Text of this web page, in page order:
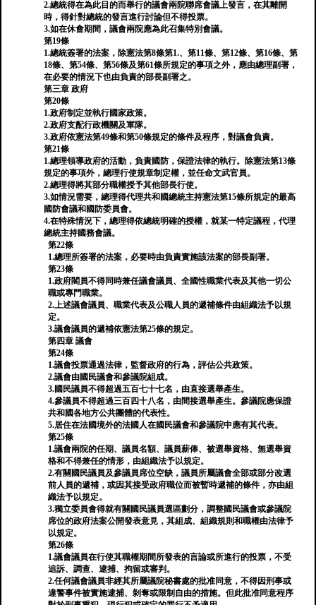
2.總統得在為此目的而舉行的議會兩院聯席會議上發言，在其離開
時，得針對總統的發言進行討論但不得投票。
3.如在休會期間，議會兩院應為此召集特別會議。
第19條
1.總統簽署的法案，除憲法第8條第1.、第11條、第12條、第16條、第
18條、第54條、第56條及第61條所規定的事項之外，應由總理副署，
在必要的情況下也由負責的部長副署之。
第三章 政府
第20條
1.政府制定並執行國家政策。
2.政府支配行政機關及軍隊。
3.政府依憲法第49條和第50條規定的條件及程序，對議會負責。
第21條
1.總理領導政府的活動，負責國防，保證法律的執行。除憲法第13條
規定的事項外，總理行使規章制定權，並任命文武官員。
2.總理得將其部分職權授予其他部長行使。
3.如情況需要，總理得代理共和國總統主持憲法第15條所規定的最高
國防會議和國防委員會。
4.在特殊情況下，總理得依總統明確的授權，就某一特定議程，代理
總統主持國務會議。
第22條
1.總理所簽署的法案，必要時由負責實施該法案的部長副署。
第23條
1.政府閣員不得同時兼任議會議員、全國性職業代表及其他一切公
職或專門職業。
2.上述議會議員、職業代表及公職人員的遞補條件由組織法予以規
定。
3.議會議員的遞補依憲法第25條的規定。
第四章 議會
第24條
1.議會投票通過法律，監督政府的行為，評估公共政策。
2.議會由國民議會和參議院組成。
3.國民議員不得超過五百七十七名，由直接選舉產生。
4.參議員不得超過三百四十八名，由間接選舉產生。參議院應保證
共和國各地方公共團體的代表性。
5.居住在法國境外的法國人在國民議會和參議院中應有其代表。
第25條
1.議會兩院的任期、議員名額、議員薪俸、被選舉資格、無選舉資
格和不得兼任的情形，由組織法予以規定。
2.有關國民議員及參議員席位空缺，議員所屬議會全部或部分改選
前人員的遞補，或因其接受政府職位而被暫時遞補的條件，亦由組
織法予以規定。
3.獨立委員會得就有關國民議員選區劃分，調整國民議會或參議院
席位的政府法案公開發表意見，其組成、組織規則和職權由法律予
以規定。
第26條
1.議會議員在行使其職權期間所發表的言論或所進行的投票，不受
追訴、調查、逮捕、拘留或審判。
2.任何議會議員非經其所屬議院秘書處的批准同意，不得因刑事或
違警事件被實施逮捕、剝奪或限制自由的措施。但此批准同意程序